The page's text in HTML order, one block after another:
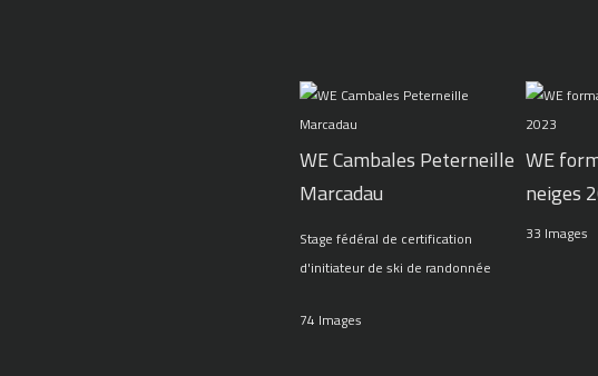
WE Cambales Peterneille
Marcadau
Stage fédéral de certification
d'initiateur de ski de randonnée
74 Images
WE
neiges
33 Images